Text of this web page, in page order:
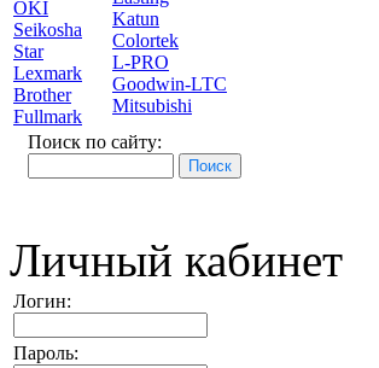
OKI
Seikosha
Star
Lexmark
Brother
Fullmark
Katun
Colortek
L-PRO
Goodwin-LTC
Mitsubishi
Поиск по сайту:
Личный кабинет
Логин:
Пароль: